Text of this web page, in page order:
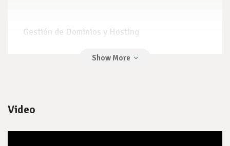
Gestión de Dominios y Hosting
Video